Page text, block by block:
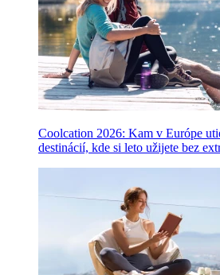
Coolcation 2026: Kam v Európe
destinácií, kde si leto užijete bez